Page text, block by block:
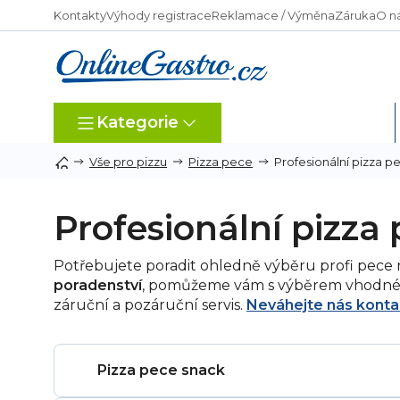
na
KontaktyVýhody registraceReklamace / VýměnaZárukaO
Kategorie
Vše pro pizzu Pizza pece Profesionální pizza
Profesionální pizza
Potřebujete poradit ohledně výběru profi pece
poradenství, pomůžeme vám s výběrem
záruční a pozáruční servis. Neváhejte nás
Pizza pece snack